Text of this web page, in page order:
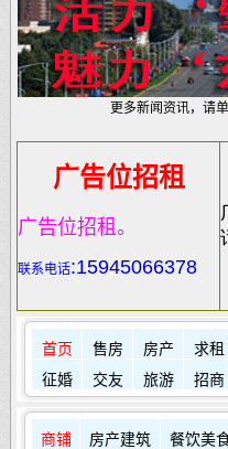
更多新闻资讯，请
广告位招租
广告位招租。
联系电话:15945066378
首页 售房 房产 求租
征婚
交友 旅游 招商
商铺 房产建筑 餐饮美